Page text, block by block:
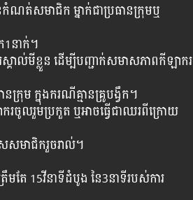
កំណត់សមាជិក ម្នាក់ជាប្រធានក្រុមឬ
1នាក់។
គាល់មីខ្លួន ដើម្បីបញ្ជាក់សមាសភាពកីឡាករ
រុម ក្នុងករណីគ្មានគ្រូបង្វឹក។
រចូលរួមប្រកួត ឬអាចធ្វើជាឈរពីក្រោយ
សសមាជិករួចរាល់។
តែ 15វីនាទីដំបូង នៃ3នាទីរបស់ការ